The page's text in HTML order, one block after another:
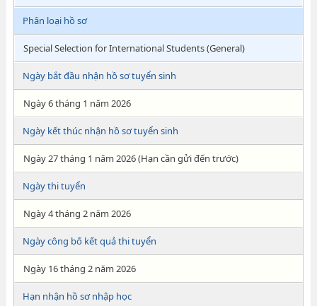
Phân loại hồ sơ
Special Selection for International Students (General)
Ngày bắt đầu nhận hồ sơ tuyển sinh
Ngày 6 tháng 1 năm 2026
Ngày kết thúc nhận hồ sơ tuyển sinh
Ngày 27 tháng 1 năm 2026 (Hạn cần gửi đến trước)
Ngày thi tuyển
Ngày 4 tháng 2 năm 2026
Ngày công bố kết quả thi tuyển
Ngày 16 tháng 2 năm 2026
Hạn nhận hồ sơ nhập học